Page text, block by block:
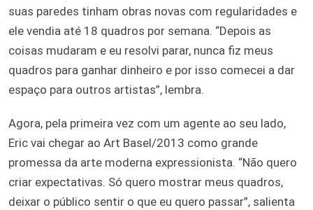
suas paredes tinham obras novas com regularidades e
ele vendia até 18 quadros por semana. “Depois as
coisas mudaram e eu resolvi parar, nunca fiz meus
quadros para ganhar dinheiro e por isso comecei a dar
espaço para outros artistas”, lembra.
Agora, pela primeira vez com um agente ao seu lado,
Eric vai chegar ao Art Basel/2013 como grande
promessa da arte moderna expressionista. “Não quero
criar expectativas. Só quero mostrar meus quadros,
deixar o público sentir o que eu quero passar”, salienta